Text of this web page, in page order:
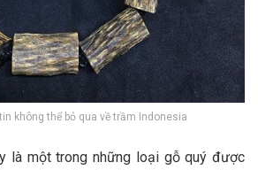
không thể bỏ qua về trầm Indonesia
là một trong những loại gỗ quý được